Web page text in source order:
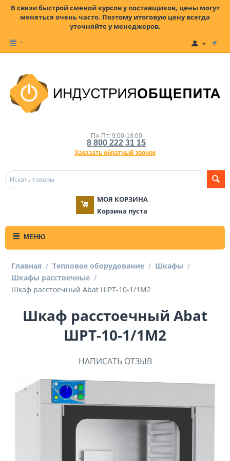
В связи быстрой сменой курсов у поставщиков, цены могут
меняться очень часто. Поэтому итоговую цену всегда
уточняйте у менеджеров.
Пн-Пт: 9:00-18:00
8 800 222 31 15
Заказать обратный звонок
МОЯ КОРЗИНА
Корзина пуста
МЕНЮ
Главная / Тепловое оборудование / Шкафы /
Шкафы расстоечные /
Шкаф расстоечный Abat ШРТ-10-1/1М2
Шкаф расстоечный Abat
ШРТ-10-1/1М2
НАПИСАТЬ ОТЗЫВ